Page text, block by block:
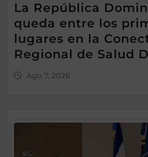
La República
queda entre los
lugares en la
Regional de Salud
Ago 7, 2026